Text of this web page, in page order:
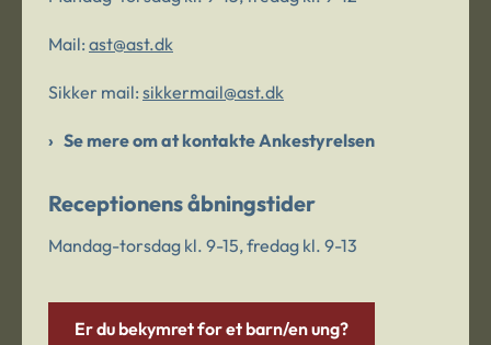
Mail: ast@ast.dk
Sikker mail: sikkermail@ast.dk
Se mere om at kontakte Ankestyrelsen
Receptionens åbningstider
Mandag-torsdag kl. 9-15, fredag kl. 9-13
Er du bekymret for et barn/en ung?